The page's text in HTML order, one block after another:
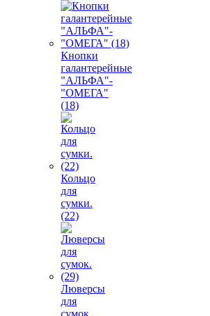
Кнопки
галантерейные
"АЛЬФА"-
"ОМЕГА"
(18)
Кольцо
для
сумки.
(22)
Люверсы
для
сумок.